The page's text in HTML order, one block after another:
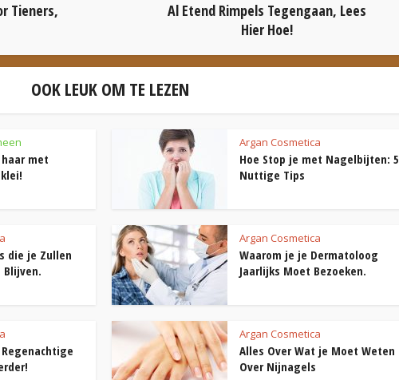
Tieners,
Al Etend Rimpels Tegengaan, Lees
Hier Hoe!
OOK LEUK OM TE LEZEN
met
Argan Cosmetica
Hoe Stop je met Nagelbijten: 5
Nuttige Tips
die je Zullen
Blijven.
Argan Cosmetica
Waarom je je Dermatoloog
Jaarlijks Moet Bezoeken.
Argan Cosmetica
Alles Over Wat je Moet Weten
Over Nijnagels